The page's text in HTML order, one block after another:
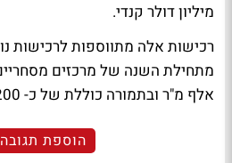
מיליון דולר קנדי.
אלף מ"ר ובתמורה כוללת של כ- 200 מיליון דולר קנדי.
הוספת תגובה